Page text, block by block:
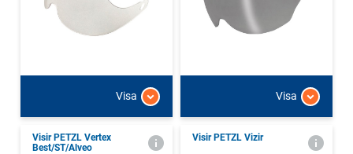
Visa Visa
Visir PETZL Vertex
Best/ST/Alveo
Visir PETZL Vizir